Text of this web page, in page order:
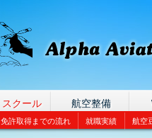
スクール 航空整備
免許取得までの流れ 就職実績 航空